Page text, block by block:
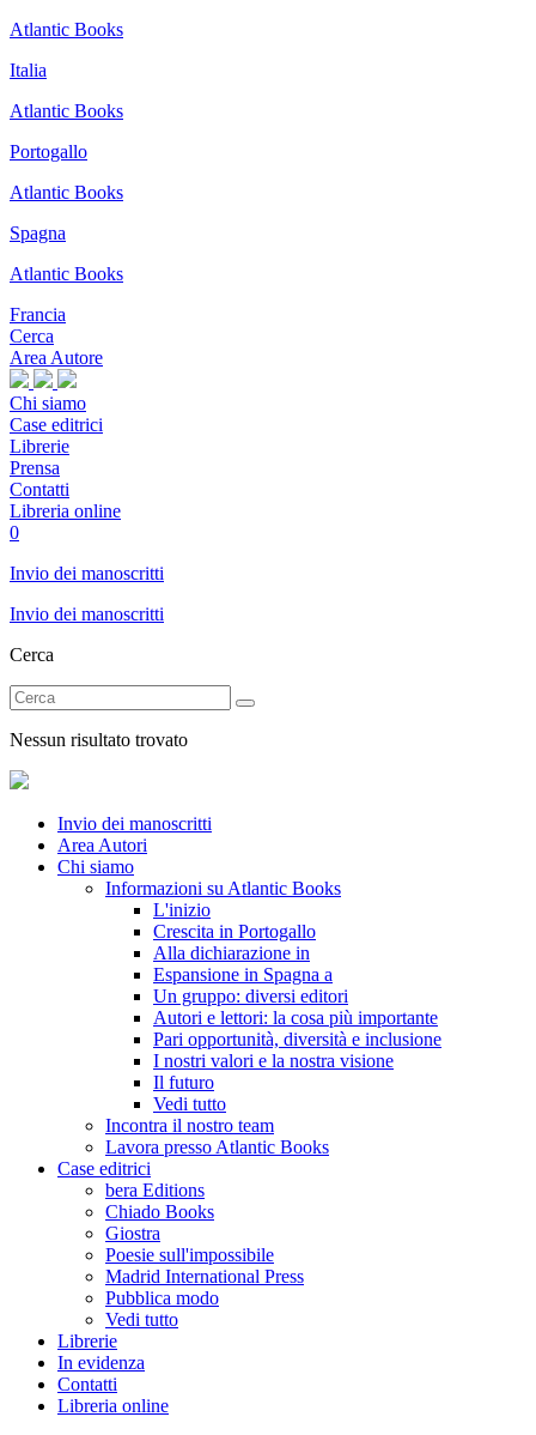
Atlantic Books
Italia
Atlantic Books
Portogallo
Atlantic Books
Spagna
Atlantic Books
Francia
Cerca
Area Autore
Chi siamo
Case editrici
Librerie
Prensa
Contatti
Libreria online
0
Invio dei manoscritti
Invio dei manoscritti
Cerca
Nessun risultato trovato
Invio dei manoscritti
Area Autori
Chi siamo
Informazioni su Atlantic Books
L'inizio
Crescita in Portogallo
Alla dichiarazione in
Espansione in Spagna a
Un gruppo: diversi editori
Autori e lettori: la cosa più importante
Pari opportunità, diversità e inclusione
I nostri valori e la nostra visione
Il futuro
Vedi tutto
Incontra il nostro team
Lavora presso Atlantic Books
Case editrici
bera Editions
Chiado Books
Giostra
Poesie sull'impossibile
Madrid International Press
Pubblica modo
Vedi tutto
Librerie
In evidenza
Contatti
Libreria online